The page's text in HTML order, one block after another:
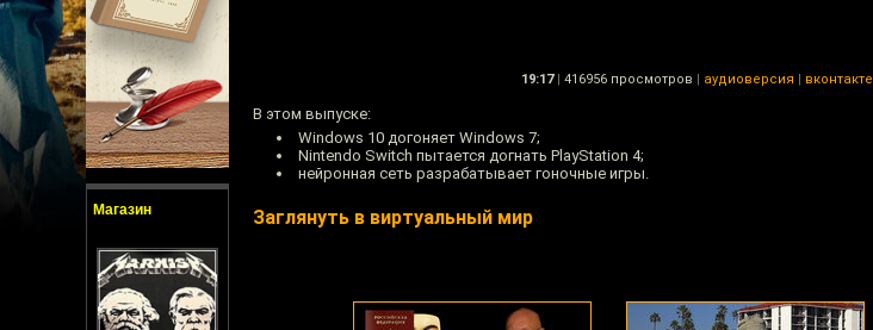
Магазин
19:17 | 416956 просмотров | аудиоверсия | вконтакте
В этом выпуске:
Windows 10 догоняет Windows 7;
Nintendo Switch пытается догнать PlayStation 4;
нейронная сеть разрабатывает гоночные игры.
Заглянуть в виртуальный мир